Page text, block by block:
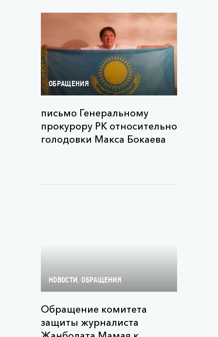
ОБРАЩЕНИЯ
письмо Генеральному
прокурору РК относительно
голодовки Макса Бокаева
НОВОСТИ,ОБРАЩЕНИЯ
Обращение комитета
защиты журналиста